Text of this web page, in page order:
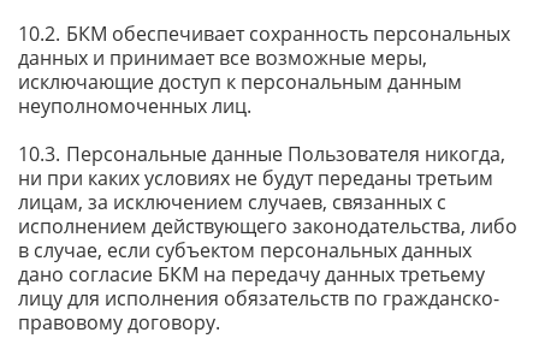
БКМ обеспечивает сохранность персональных
данных и принимает все возможные меры,
исключающие доступ к персональным данным
неуполномоченных лиц.
Персональные данные Пользователя никогда,
ни при каких условиях не будут переданы третьим
лицам, за исключением случаев, связанных с
исполнением действующего законодательства, либо
в случае, если субъектом персональных данных
дано согласие БКМ на передачу данных третьему
лицу для исполнения обязательств по гражданско-
правовому договору.